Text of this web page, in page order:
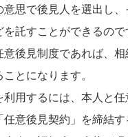
意思で後見人を選出し、
託すことができるので
意後見制度であれば、
とになります。
利用するには、本人と
任意後見契約」を締結す